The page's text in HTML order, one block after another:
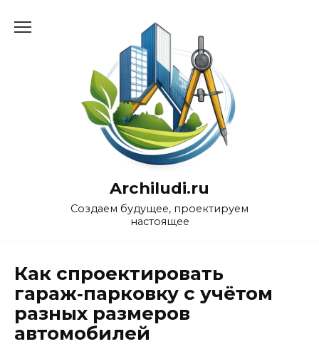
Archiludi.ru
Создаем будущее, проектируем
настоящее
Как спроектировать
гараж‑парковку с учётом
разных размеров
автомобилей